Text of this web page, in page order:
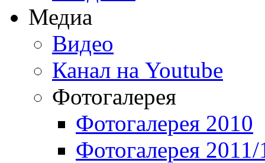
Медиа
Видео
Канал на Youtube
Фотогалерея
Фотогалерея 2010
Фотогалерея 2011/